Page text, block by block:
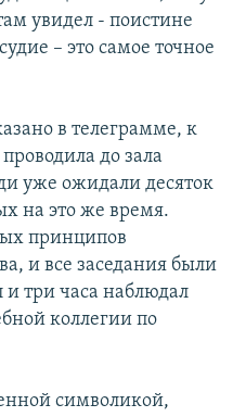
увидел - поистине
– это самое точное
в телеграмме, к
до зала
уже ожидали десяток
на это же время.
принципов
и все заседания были
три часа наблюдал
коллегии по
символикой,